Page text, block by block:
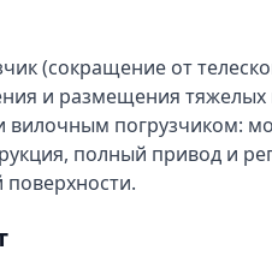
(сокращение от
и размещения тяжелых
вилочным погрузчиком:
полный привод и